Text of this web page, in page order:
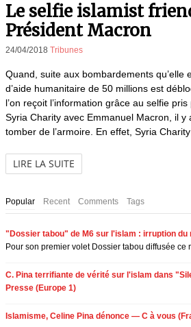
Le selfie islamist
Président Macron
24/04/2018 Tribunes
Quand, suite aux bombardements qu’elle
d’aide humanitaire de 50 millions est
l’on reçoit l’information grâce au selfie
Syria Charity avec Emmanuel Macron, il y
tomber de l’armoire. En effet, Syria
LIRE LA SUITE
Popular Recent Comments Tags
"Dossier tabou" de M6 sur l'islam : irruption du
Pour son premier volet Dossier tabou diffusée ce
C. Pina terrifiante de vérité sur l'islam dans
Presse (Europe 1)
Islamisme, Celine Pina dénonce — C à vous